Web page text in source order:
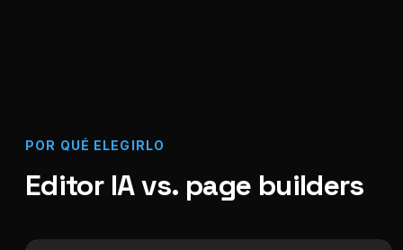
POR QUÉ ELEGIRLO
Editor IA vs. page builders